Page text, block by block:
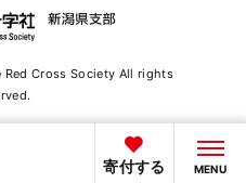
寄付する MENU
Cross Society All rights